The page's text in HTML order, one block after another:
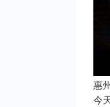
惠
今